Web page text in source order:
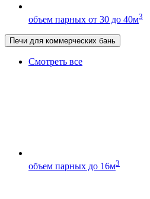
объем парных от 30 до 40м3
Печи для коммерческих бань
Смотреть все
объем парных до 16м3